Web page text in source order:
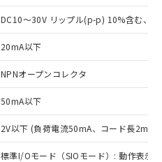
DC10～30V リップル(p-p) 10%含む、
20mA以下
NPNオープンコレクタ
50mA以下
2V以下 (負荷電流50mA、コード長2m時)
標準I/Oモード（SIOモード）: 動作表示